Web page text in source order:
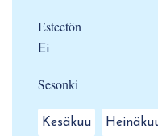
Esteetön
Ei
Sesonki
Kesäkuu